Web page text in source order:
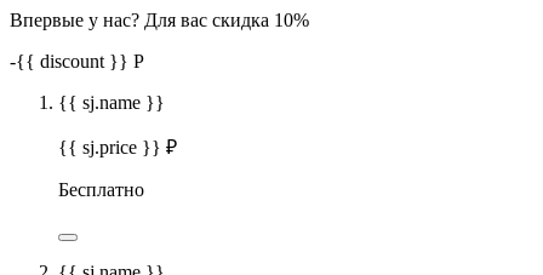
Впервые у нас? Для вас скидка 10%
-{{ discount }} Р
{{ sj.name }}
{{ sj.price }} ₽
Бесплатно